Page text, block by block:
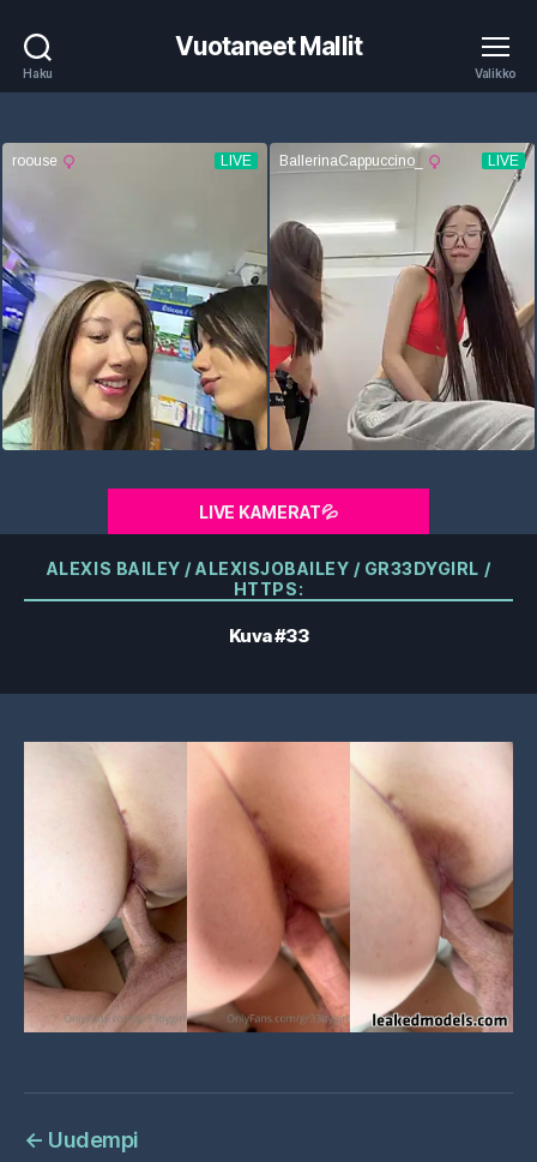
Haku
Vuotaneet Mallit
Valikko
LIVE KAMERAT💦
Kategoriat
ALEXIS BAILEY / ALEXISJOBAILEY / GR33DYGIRL /
HTTPS:
Kuva #33
← Uudempi